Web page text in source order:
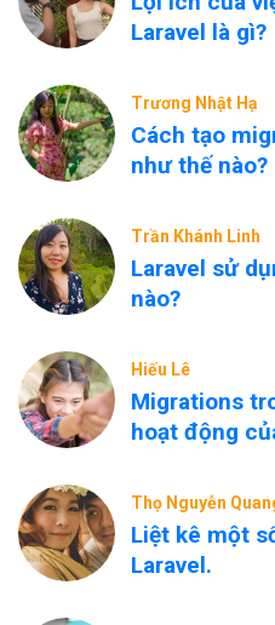
Laravel là gì?
Trương Nhật Hạ
Cách tạo
như thế nào?
Trần Khánh Linh
Laravel sử
nào?
Hiếu Lê
Migrations
hoạt động
Thọ Nguyễn
Liệt kê một
Laravel.